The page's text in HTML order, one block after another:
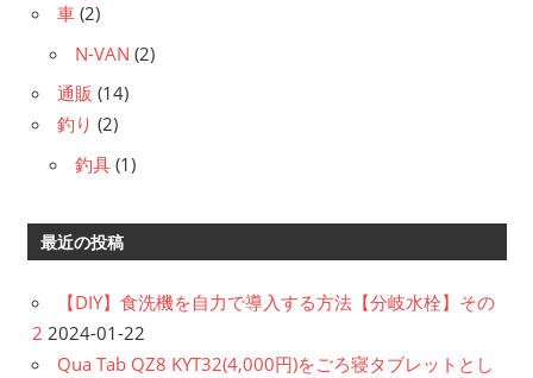
車 (2)
N-VAN (2)
通販 (14)
釣り (2)
釣具 (1)
最近の投稿
【DIY】食洗機を自力で導入する方法【分岐水栓】その
2 2024-01-22
Qua Tab QZ8 KYT32(4,000円)をごろ寝タブレットとし